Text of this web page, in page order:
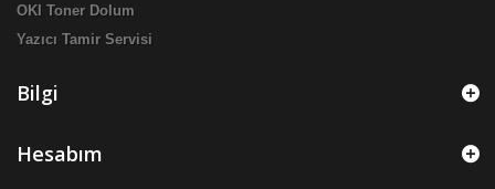
OKI Toner Dolum
Yazıcı Tamir Servisi
Bilgi
Hesabım